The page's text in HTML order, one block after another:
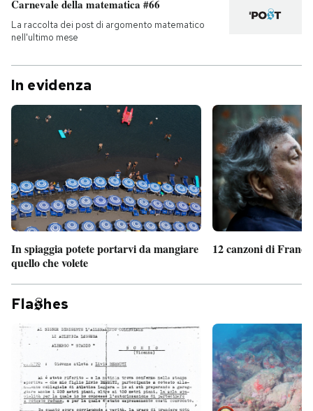
Carnevale della matematica #66
La raccolta dei post di argomento matematico
nell'ultimo mese
In evidenza
In spiaggia potete portarvi da mangiare
quello che volete
12 canzoni di
Fla hes